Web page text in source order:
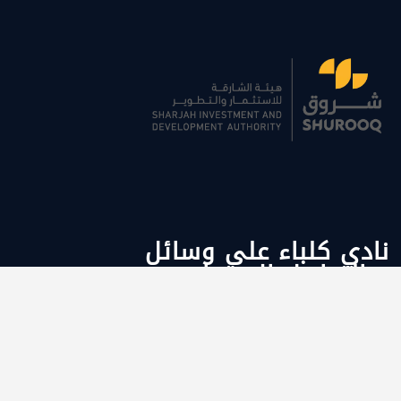
نادي كلباء على وسائل
التواصل الاجتماعي